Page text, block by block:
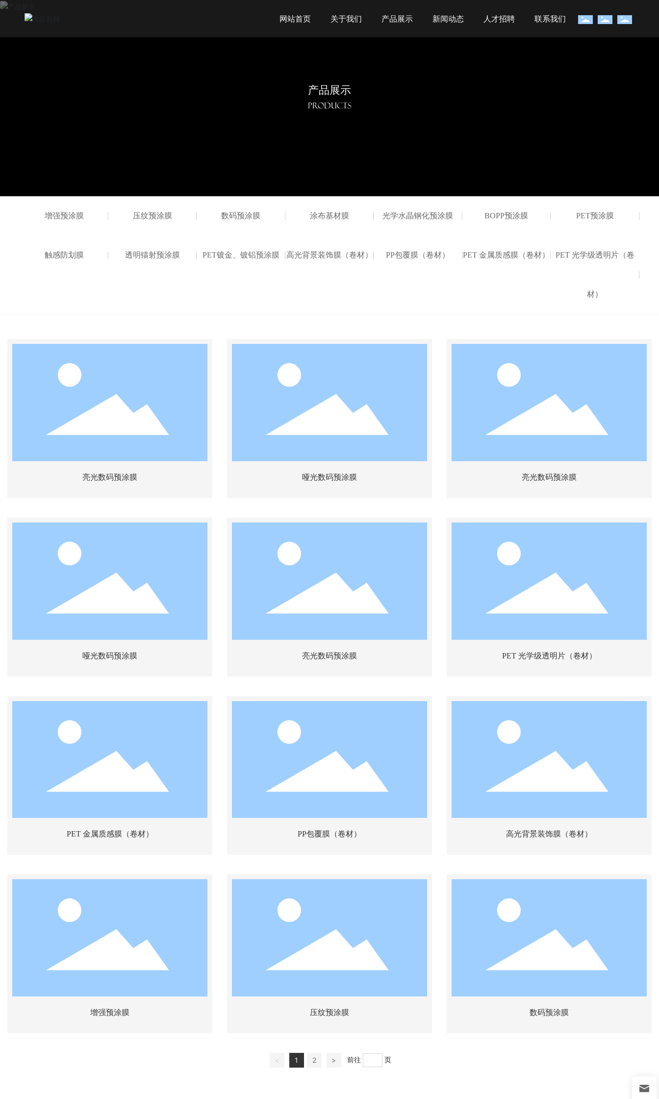
网站首页 关于我们 产品展示 新闻动态 人才招聘 联系我们
产品展示
PRODUCTS
增强预涂膜 压纹预涂膜 数码预涂膜 涂布基材膜 光学水晶钢化预涂膜 BOPP预涂膜 PET预涂膜
触感防划膜 透明镭射预涂膜 PET镀金、镀铝预涂膜 高光背景装饰膜（卷材） PP包覆膜（卷材） PET 金属质感膜（卷材） PET 光学级透明片（卷
材）
亮光数码预涂膜 哑光数码预涂膜 亮光数码预涂膜
哑光数码预涂膜 亮光数码预涂膜 PET 光学级透明片（卷材）
PET 金属质感膜（卷材） PP包覆膜（卷材） 高光背景装饰膜（卷材）
增强预涂膜 压纹预涂膜 数码预涂膜
< 1 2 > 前往 页